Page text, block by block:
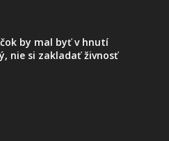
by mal byť v hnutí
nie si zakladať živnosť